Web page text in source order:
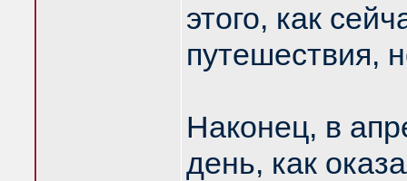
этого, как
путешествия,
Наконец, в
день, как